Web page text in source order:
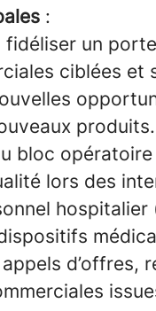
:
un
ciblées et
produits.
bloc
lors des
d’offres,